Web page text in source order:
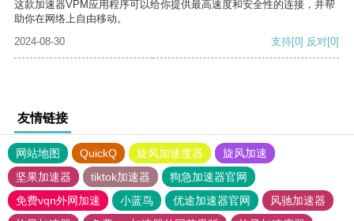
这款加速器VPM应用程序可以给你提供最高速度和安全性的连接，并帮
助你在网络上自由移动。
2024-08-30
支持[0] 反对[0]
友情链接
网站地图 QuickQ 旋风加速度器
旋风加速
坚果加速器
tiktok加速器
狗急加速器官网
免费vqn外网加速
小蓝鸟 优途加速器官网
风驰加速器